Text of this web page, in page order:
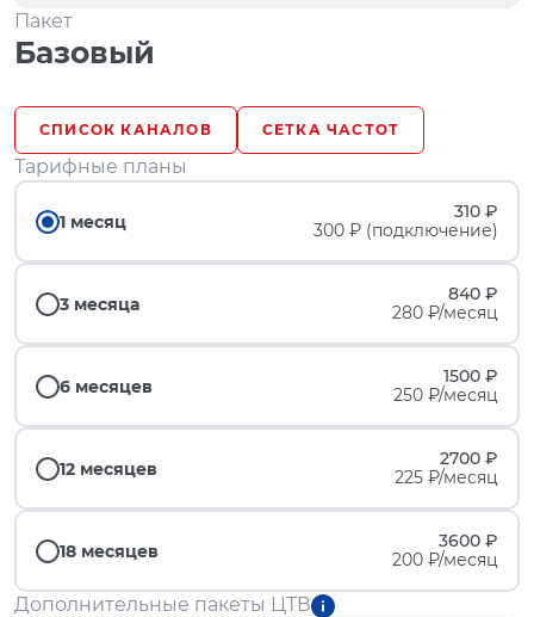
Пакет
Базовый
СПИСОК КАНАЛОВ СЕТКА ЧАСТОТ
Тарифные планы
1 месяц
310 ₽
300 ₽ (подключение)
3 месяца
840 ₽
280 ₽/месяц
6 месяцев
1500 ₽
250 ₽/месяц
12 месяцев
2700 ₽
225 ₽/месяц
18 месяцев
3600 ₽
200 ₽/месяц
Дополнительные пакеты ЦТВ